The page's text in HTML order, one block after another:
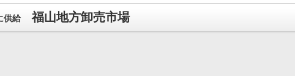
供給 福山地方卸売市場